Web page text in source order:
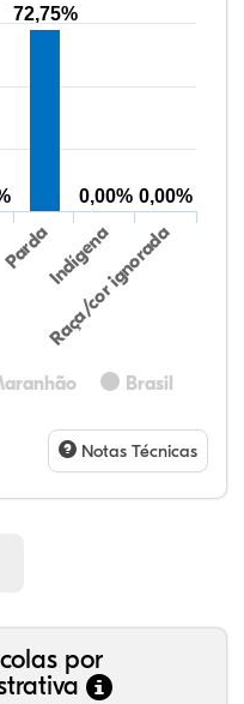
Brasil
PardaIndígena
Raça/cor ignorada
72,75%
0,00% 0,00%
Notas Técnicas
por